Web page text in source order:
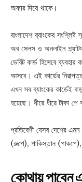
অফার দিয়ে থাকে।
বাংলাদেশ ব্যাংকের
অব সেলস ও অনলাইন
ডেবিট কার্ড হিসেবে
আসবে। এই কার্ডের
এখন সব ব্যাংকের কার্ডেই
হয়েছে। ধীরে ধীরে টাকা
প্রতিবেশী যেসব দেশের
(রুপে), পাকিস্তান
কোথায়পাবেন